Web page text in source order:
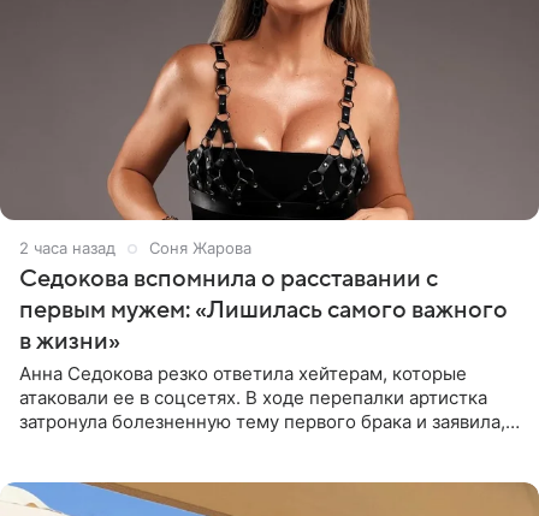
2 часа назад Соня Жарова
Седокова вспомнила о расставании с
первым мужем: «Лишилась самого важного
в жизни»
Анна Седокова резко ответила хейтерам, которые
атаковали ее в соцсетях. В ходе перепалки артистка
затронула болезненную тему первого брака и заявила,